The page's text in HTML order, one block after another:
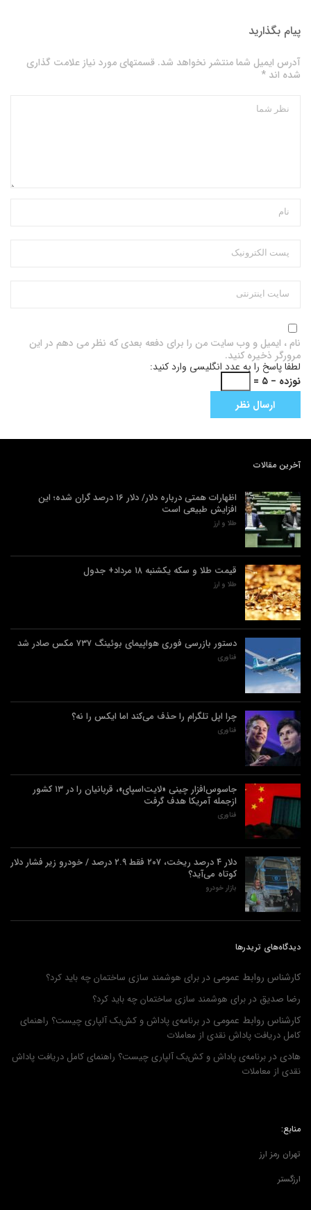
پیام بگذارید
آدرس ایمیل شما منتشر نخواهد شد. قسمتهای مورد نیاز علامت گذاری
شده اند *
نام ، ایمیل و وب سایت من را برای دفعه بعدی که نظر می دهم در این
مرورگر ذخیره کنید.
لطفا پاسخ را به عدد انگلیسی وارد کنید:
نوزده − ۵ =
آخرین مقالات
اظهارات همتی درباره دلار/ دلار ۱۶ درصد گران شده؛ این
افزایش طبیعی است
طلا و ارز
قیمت طلا و سکه یکشنبه ۱۸ مرداد+ جدول
طلا و ارز
دستور بازرسی فوری هواپیمای بوئینگ ۷۳۷ مکس صادر شد
فناوری
چرا اپل تلگرام را حذف می‌کند اما ایکس را نه؟
فناوری
جاسوس‌افزار چینی «لایت‌اسپای»، قربانیان را در ۱۳ کشور
ازجمله آمریکا هدف گرفت
فناوری
دلار ۴ درصد ریخت، ۲۰۷ فقط ۲.۹ درصد / خودرو زیر فشار دلار
کوتاه می‌آید؟
بازار خودرو
دیدگاه‌های تریدرها
کارشناس روابط عمومی در برای هوشمند سازی ساختمان چه باید کرد؟
رضا صدیق در برای هوشمند سازی ساختمان چه باید کرد؟
کارشناس روابط عمومی در برنامه‌ی پاداش و کش‌بک آلپاری چیست؟ راهنمای
کامل دریافت پاداش نقدی از معاملات
هادی در برنامه‌ی پاداش و کش‌بک آلپاری چیست؟ راهنمای کامل دریافت پاداش
نقدی از معاملات
منابع:
تهران رمز ارز
ارزگستر